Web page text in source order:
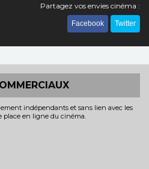
Partagez vos envies cinéma :
Facebook Twitter
indépendants et sans lien avec les
place en ligne du cinéma.